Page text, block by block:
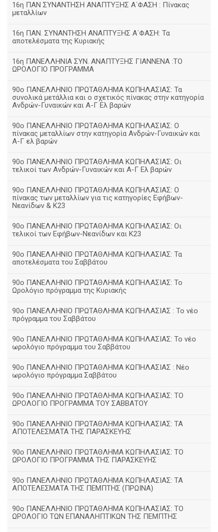
16η ΠΑΝ ΣΥΝΑΝΤΗΣΗ ΑΝΑΠΤΥΞΗΣ Α΄ΦΑΣΗ : Πίνακας
μεταλλίων
16η ΠΑΝ. ΣΥΝΑΝΤΗΣΗ ΑΝΑΠΤΥΞΗΣ Α΄ΦΑΣΗ: Τα
αποτελέσματα της Κυριακής
16η ΠΑΝΕΛΛΗΝΙΑ ΣΥΝ. ΑΝΑΠΤΥΞΗΣ ΓΙΑΝΝΕΝΑ :ΤΟ
ΩΡΟΛΟΓΙΟ ΠΡΟΓΡΑΜΜΑ
90ο ΠΑΝΕΛΛΗΝΙΟ ΠΡΩΤΑΘΛΗΜΑ ΚΩΠΗΛΑΣΙΑΣ: Τα
συνολικά μετάλλια και ο σχετικός πίνακας στην κατηγορία
Ανδρών-Γυναικών και Α-Γ Ελ βαρών
90ο ΠΑΝΕΛΛΗΝΙΟ ΠΡΩΤΑΘΛΗΜΑ ΚΩΠΗΛΑΣΙΑΣ: Ο
πίνακας μεταλλίων στην κατηγορία Ανδρών-Γυναικών και
Α-Γ ελ βαρών
90ο ΠΑΝΕΛΛΗΝΙΟ ΠΡΩΤΑΘΛΗΜΑ ΚΩΠΗΛΑΣΙΑΣ: Οι
τελικοί των Ανδρών-Γυναικών και Α-Γ Ελ βαρών
90ο ΠΑΝΕΛΛΗΝΙΟ ΠΡΩΤΑΘΛΗΜΑ ΚΩΠΗΛΑΣΙΑΣ: Ο
πίνακας των μεταλλίων για τις κατηγορίες Εφήβων-
Νεανίδων & Κ23
90ο ΠΑΝΕΛΛΗΝΙΟ ΠΡΩΤΑΘΛΗΜΑ ΚΩΠΗΛΑΣΙΑΣ: Οι
τελικοί των Εφήβων-Νεανίδων και Κ23
90o ΠΑΝΕΛΛΗΝΙΟ ΠΡΩΤΑΘΛΗΜΑ ΚΩΠΗΛΑΣΙΑΣ: Τα
αποτελέσματα του Σαββάτου
90ο ΠΑΝΕΛΛΗΝΙΟ ΠΡΩΤΑΘΛΗΜΑ ΚΩΠΗΛΑΣΙΑΣ: Το
Ωρολόγιο πρόγραμμα της Κυριακής
90ο ΠΑΝΕΛΛΗΝΙΟ ΠΡΩΤΑΘΛΗΜΑ ΚΩΠΗΛΑΣΙΑΣ : Το νέο
πρόγραμμα του Σαββάτου
90ο ΠΑΝΕΛΛΗΝΙΟ ΠΡΩΤΑΘΛΗΜΑ ΚΩΠΗΛΑΣΙΑΣ: Το νέο
ωρολόγιο πρόγραμμα του Σαββάτου
90ο ΠΑΝΕΛΛΗΝΙΟ ΠΡΩΤΑΘΛΗΜΑ ΚΩΠΗΛΑΣΙΑΣ : Νέο
ωρολόγιο πρόγραμμα Σαββάτου
90ο ΠΑΝΕΛΛΗΝΙΟ ΠΡΩΤΑΘΛΗΜΑ ΚΩΠΗΛΑΣΙΑΣ: ΤΟ
ΩΡΟΛΟΓΙΟ ΠΡΟΓΡΑΜΜΑ ΤΟΥ ΣΑΒΒΑΤΟΥ
90ο ΠΑΝΕΛΛΗΝΙΟ ΠΡΩΤΑΘΛΗΜΑ ΚΩΠΗΛΑΣΙΑΣ: ΤΑ
ΑΠΟΤΕΛΕΣΜΑΤΑ ΤΗΣ ΠΑΡΑΣΚΕΥΗΣ
90ο ΠΑΝΕΛΛΗΝΙΟ ΠΡΩΤΑΘΛΗΜΑ ΚΩΠΗΛΑΣΙΑΣ: ΤΟ
ΩΡΟΛΟΓΙΟ ΠΡΟΓΡΑΜΜΑ ΤΗΣ ΠΑΡΑΣΚΕΥΗΣ
90ο ΠΑΝΕΛΛΗΝΙΟ ΠΡΩΤΑΘΛΗΜΑ ΚΩΠΗΛΑΣΙΑΣ: ΤΑ
ΑΠΟΤΕΛΕΣΜΑΤΑ ΤΗΣ ΠΕΜΠΤΗΣ (ΠΡΩΙΝΑ)
90o ΠΑΝΕΛΛΗΝΙΟ ΠΡΩΤΑΘΛΗΜΑ ΚΩΠΗΛΑΣΙΑΣ: ΤΟ
ΩΡΟΛΟΓΙΟ ΤΩΝ ΕΠΑΝΑΛΗΠΤΙΚΩΝ ΤΗΣ ΠΕΜΠΤΗΣ